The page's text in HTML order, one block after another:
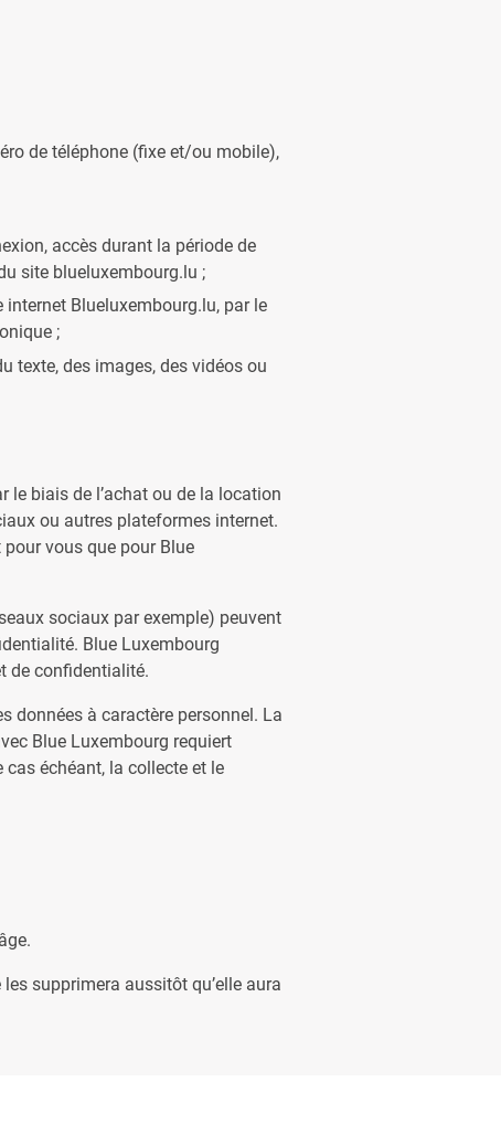
de téléphone (fixe et/ou mobile),
accès durant la période de
site blueluxembourg.lu ;
Blueluxembourg.lu, par le
;
texte, des images, des vidéos ou
le biais de l’achat ou de la location
ou autres plateformes internet.
vous que pour Blue
sociaux par exemple) peuvent
Blue Luxembourg
de confidentialité.
données à caractère personnel. La
Blue Luxembourg requiert
échéant, la collecte et le
supprimera aussitôt qu’elle aura